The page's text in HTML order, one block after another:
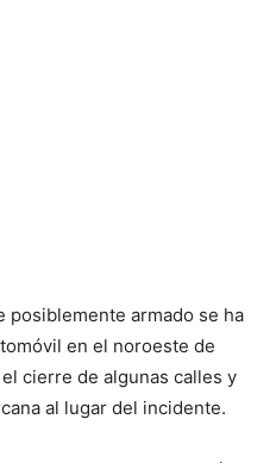
posiblemente armado se ha
en el noroeste de
cierre de algunas calles y
al lugar del incidente.